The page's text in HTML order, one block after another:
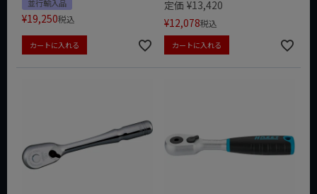
並行輸入品
¥19,250税込
カートに入れる
定価 ¥13,420
¥12,078税込
カートに入れる